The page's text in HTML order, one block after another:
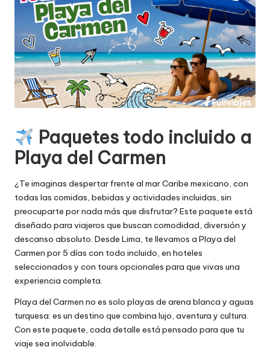
Paquetes todo incluido a
Playa del Carmen
¿Te imaginas despertar frente al mar Caribe mexicano, con
todas las comidas, bebidas y actividades incluidas, sin
preocuparte por nada más que disfrutar? Este paquete está
diseñado para viajeros que buscan comodidad, diversión y
descanso absoluto. Desde Lima, te llevamos a Playa del
Carmen por 5 días con todo incluido, en hoteles
seleccionados y con tours opcionales para que vivas una
experiencia completa.
Playa del Carmen no es solo playas de arena blanca y aguas
turquesa: es un destino que combina lujo, aventura y cultura.
Con este paquete, cada detalle está pensado para que tu
viaje sea inolvidable.